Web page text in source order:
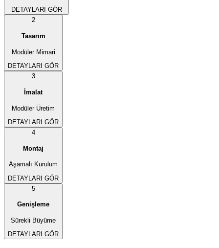
DETAYLARI GÖR
2
Tasarım
Modüler Mimari
DETAYLARI GÖR
3
İmalat
Modüler Üretim
DETAYLARI GÖR
4
Montaj
Aşamalı Kurulum
DETAYLARI GÖR
5
Genişleme
Sürekli Büyüme
DETAYLARI GÖR